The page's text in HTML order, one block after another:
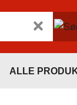
ALLE